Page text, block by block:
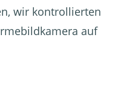
wir kontrollierten
auf